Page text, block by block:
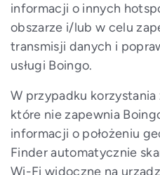
informacji o innych
obszarze i/lub w celu
transmisji danych i
usługi Boingo.
W przypadku
które nie zapewnia
informacji o położeniu
Finder automatycznie
Wi-Fi widoczne na